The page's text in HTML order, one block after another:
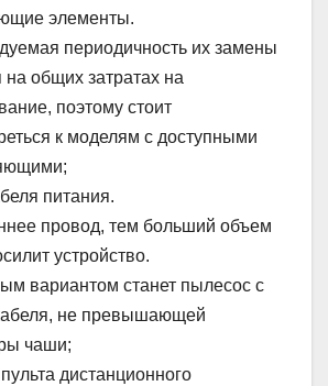
элементы.
периодичность их замены
на общих затратах на
поэтому стоит
к моделям с доступными
питания.
провод, тем больший объем
устройство.
вариантом станет пылесос с
не превышающей
чаши;
дистанционного